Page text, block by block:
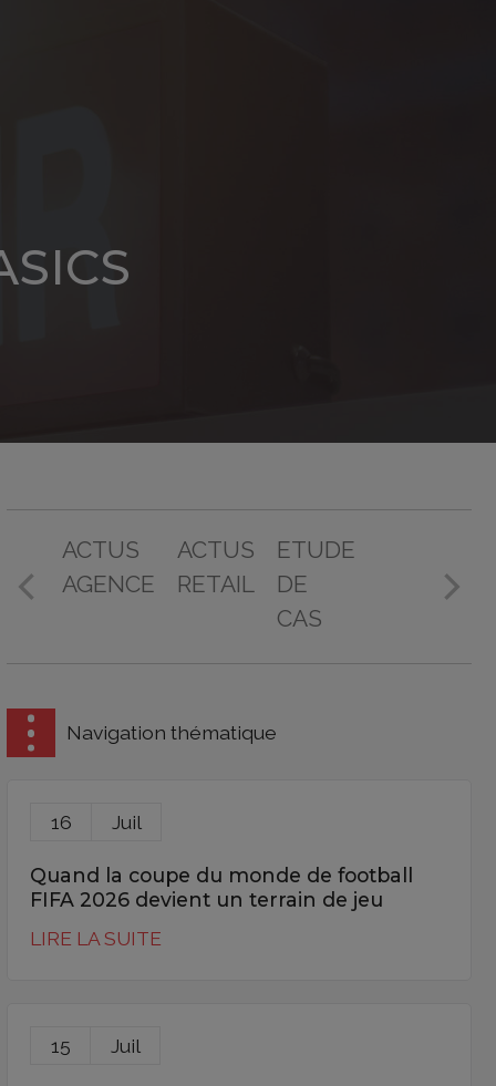
ACTUS
AGENCE
ACTUS
RETAIL
ETUDE
DE
CAS
Navigation thématique
16 Juil
Quand la coupe du monde de football
FIFA 2026 devient un terrain de jeu
LIRE LA SUITE
15 Juil